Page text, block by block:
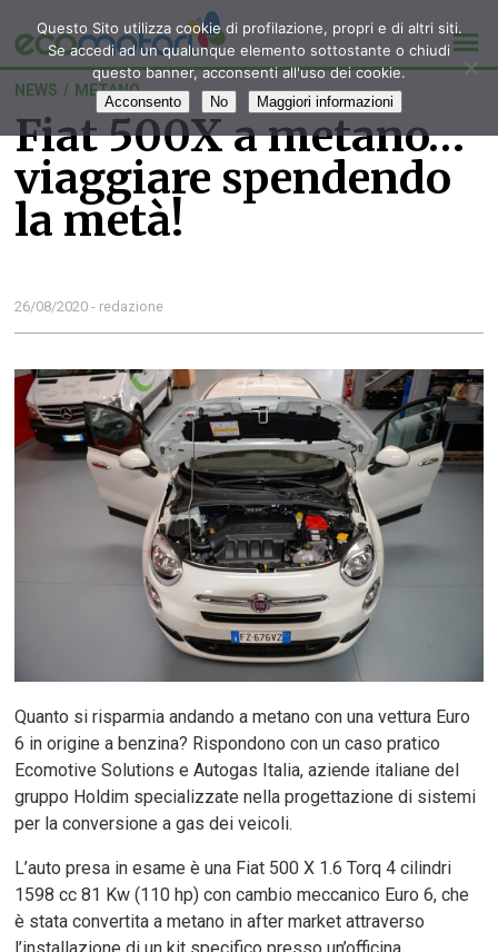
NEWS / METANO
Fiat 500X a metano…
viaggiare spendendo
la metà!
26/08/2020 - redazione
Quanto si risparmia andando a metano con una vettura Euro
6 in origine a benzina? Rispondono con un caso pratico
Ecomotive Solutions e Autogas Italia, aziende italiane del
gruppo Holdim specializzate nella progettazione di sistemi
per la conversione a gas dei veicoli.
L’auto presa in esame è una Fiat 500 X 1.6 Torq 4 cilindri
1598 cc 81 Kw (110 hp) con cambio meccanico Euro 6, che
è stata convertita a metano in after market attraverso
Questo Sito utilizza cookie di profilazione, propri e di altri siti.
Se accedi ad un qualunque elemento sottostante o chiudi
questo banner, acconsenti all'uso dei cookie.
Acconsento No Maggiori informazioni